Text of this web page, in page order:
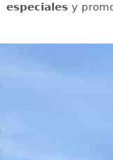
especialesy